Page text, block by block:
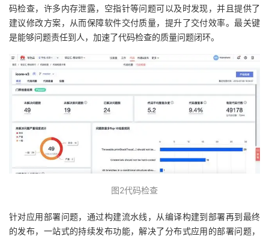
码检查，许多内存泄露，空指针等问题可以及时发现，并且提供了
建议修改方案，从而保障软件交付质量，提升了交付效率。最关键
是能够问题责任到人，加速了代码检查的质量问题闭环。
图2代码检查
针对应用部署问题，通过构建流水线，从编译构建到部署再到最终
的发布，一站式的持续发布功能，解决了分布式应用的部署问题，